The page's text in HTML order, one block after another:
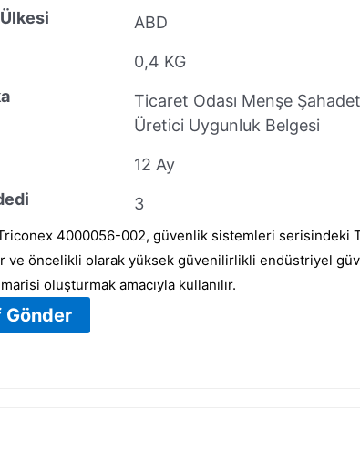
ABD
0,4 KG
Ticaret Odası Menşe
Üretici Uygunluk Belgesi
12 Ay
3
4000056-002, güvenlik sistemleri serisindeki
ve öncelikli olarak yüksek güvenilirlikli endüstriyel
oluşturmak amacıyla kullanılır.
Gönder